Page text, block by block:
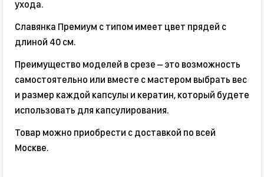
ухода.
Славянка Премиум с типом имеет цвет прядей с
длиной 40 см.
Преимущество моделей в срезе – это возможность
самостоятельно или вместе с мастером выбрать вес
и размер каждой капсулы и кератин, который будете
использовать для капсулирования.
Товар можно приобрести с доставкой по всей
Москве.